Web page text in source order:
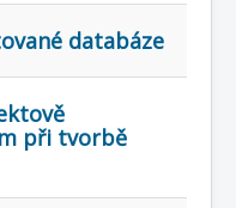
(štítky)
databáze
při tvorbě